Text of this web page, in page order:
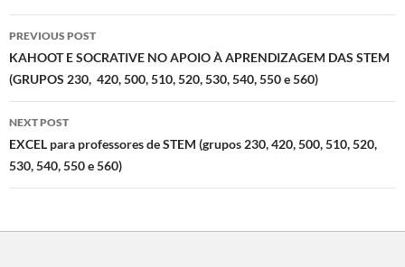
Post
navigation
PREVIOUS POST
KAHOOT E SOCRATIVE NO APOIO À APRENDIZAGEM DAS STEM
(GRUPOS 230, 420, 500, 510, 520, 530, 540, 550 e 560)
NEXT POST
EXCEL para professores de STEM (grupos 230, 420, 500, 510, 520,
530, 540, 550 e 560)